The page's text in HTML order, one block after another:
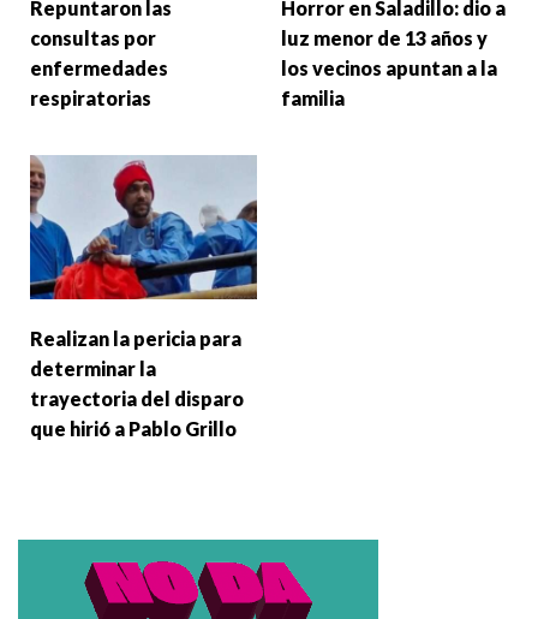
Repuntaron las
consultas por
enfermedades
respiratorias
Horror en Saladillo: dio a
luz menor de 13 años y
los vecinos apuntan a la
familia
Realizan la pericia para
determinar la
trayectoria del disparo
que hirió a Pablo Grillo